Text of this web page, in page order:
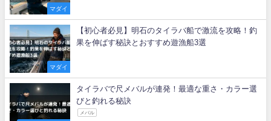
マダイ
マダイ
【初心者必見】明石のタイラバ船で激流を攻略！釣
果を伸ばす秘訣とおすすめ遊漁船3選
タイラバで尺メバルが連発！最適な重さ・カラー選
びと釣れる秘訣
メバル